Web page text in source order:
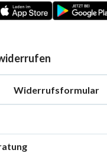
Widerrufsformular